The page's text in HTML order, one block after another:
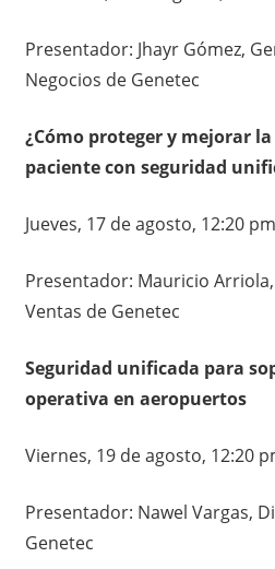
Presentador: Jhayr Gómez,
Negocios de Genetec
¿Cómo proteger y mejorar
paciente con seguridad
Jueves, 17 de agosto, 12:20
Presentador: Mauricio
Ventas de Genetec
Seguridad unificada para
operativa en aeropuertos
Viernes, 19 de agosto, 12:20
Presentador: Nawel Vargas,
Genetec